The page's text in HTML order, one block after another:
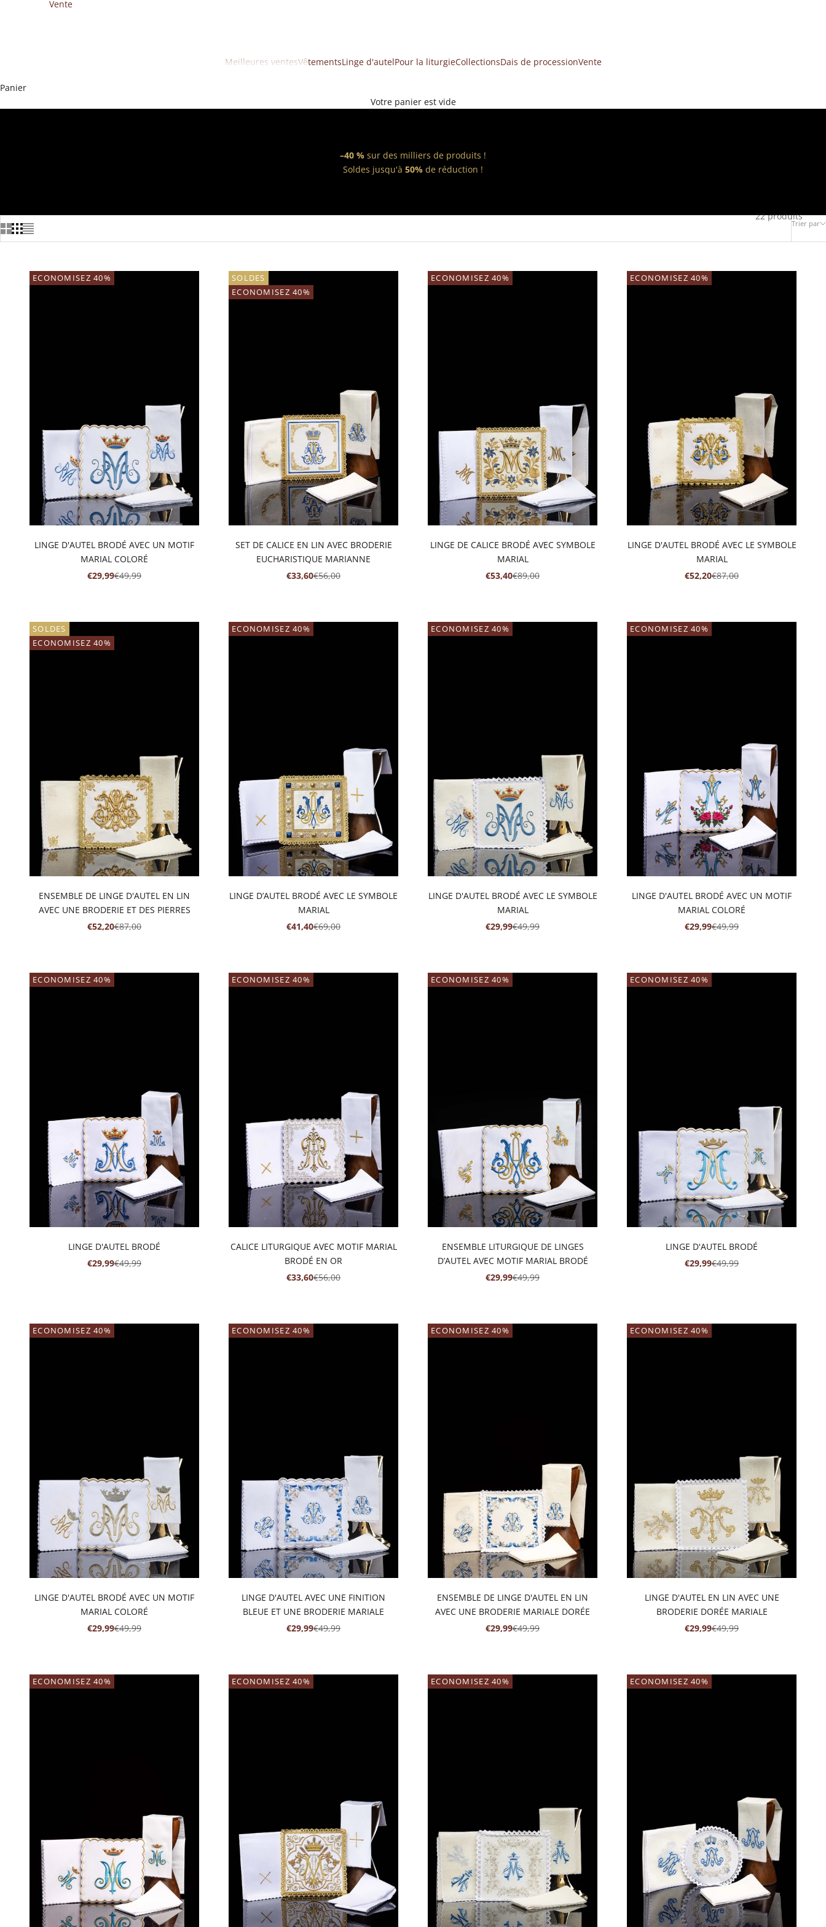
Meilleures ventesVêtementsLinge d'autelPour la liturgieCollectionsDais de processionVente
Vente
Panier
Votre panier est vide
–40 % sur des milliers de produits !
Soldes jusqu'à 50% de réduction !
Trier par
22 produits
ECONOMISEZ 40%
LINGE D'AUTEL BRODÉ AVEC UN MOTIF
MARIAL COLORÉ
PRIX DE VENTE
€29,99PRIX NORMAL
€49,99
SOLDES
ECONOMISEZ 40%
SET DE CALICE EN LIN AVEC BRODERIE
EUCHARISTIQUE MARIANNE
PRIX DE VENTE
€33,60PRIX NORMAL
€56,00
ECONOMISEZ 40%
LINGE DE CALICE BRODÉ AVEC SYMBOLE
MARIAL
PRIX DE VENTE
€53,40PRIX NORMAL
€89,00
ECONOMISEZ 40%
LINGE D'AUTEL BRODÉ AVEC LE SYMBOLE
MARIAL
PRIX DE VENTE
€52,20PRIX NORMAL
€87,00
SOLDES
ECONOMISEZ 40%
ENSEMBLE DE LINGE D'AUTEL EN LIN
AVEC UNE BRODERIE ET DES PIERRES
PRIX DE VENTE
€52,20PRIX NORMAL
€87,00
ECONOMISEZ 40%
LINGE D’AUTEL BRODÉ AVEC LE SYMBOLE
MARIAL
PRIX DE VENTE
€41,40PRIX NORMAL
€69,00
ECONOMISEZ 40%
LINGE D'AUTEL BRODÉ AVEC LE SYMBOLE
MARIAL
PRIX DE VENTE
€29,99PRIX NORMAL
€49,99
ECONOMISEZ 40%
LINGE D'AUTEL BRODÉ AVEC UN MOTIF
MARIAL COLORÉ
PRIX DE VENTE
€29,99PRIX NORMAL
€49,99
ECONOMISEZ 40%
LINGE D'AUTEL BRODÉ
PRIX DE VENTE
€29,99PRIX NORMAL
€49,99
ECONOMISEZ 40%
CALICE LITURGIQUE AVEC MOTIF MARIAL
BRODÉ EN OR
PRIX DE VENTE
€33,60PRIX NORMAL
€56,00
ECONOMISEZ 40%
ENSEMBLE LITURGIQUE DE LINGES
D’AUTEL AVEC MOTIF MARIAL BRODÉ
PRIX DE VENTE
€29,99PRIX NORMAL
€49,99
ECONOMISEZ 40%
LINGE D'AUTEL BRODÉ
PRIX DE VENTE
€29,99PRIX NORMAL
€49,99
ECONOMISEZ 40%
LINGE D'AUTEL BRODÉ AVEC UN MOTIF
MARIAL COLORÉ
PRIX DE VENTE
€29,99PRIX NORMAL
€49,99
ECONOMISEZ 40%
LINGE D'AUTEL AVEC UNE FINITION
BLEUE ET UNE BRODERIE MARIALE
PRIX DE VENTE
€29,99PRIX NORMAL
€49,99
ECONOMISEZ 40%
ENSEMBLE DE LINGE D'AUTEL EN LIN
AVEC UNE BRODERIE MARIALE DORÉE
PRIX DE VENTE
€29,99PRIX NORMAL
€49,99
ECONOMISEZ 40%
LINGE D'AUTEL EN LIN AVEC UNE
BRODERIE DORÉE MARIALE
PRIX DE VENTE
€29,99PRIX NORMAL
€49,99
ECONOMISEZ 40% ECONOMISEZ 40% ECONOMISEZ 40% ECONOMISEZ 40%